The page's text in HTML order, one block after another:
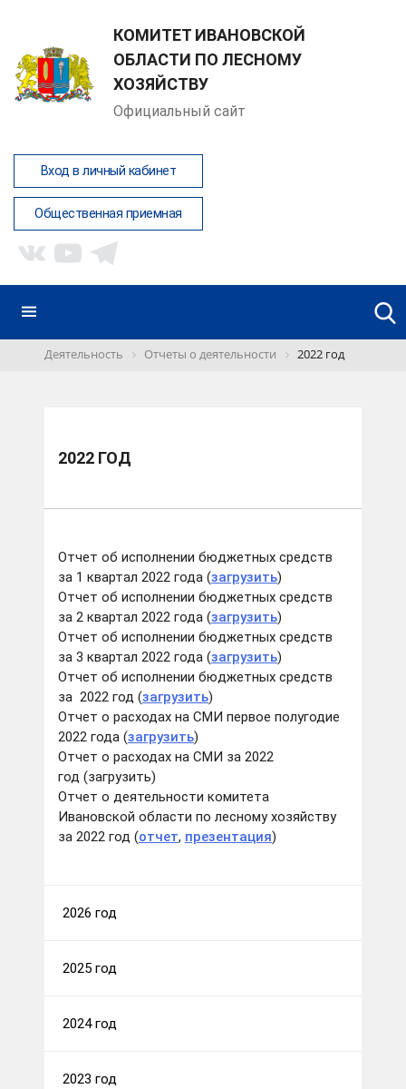
КОМИТЕТ ИВАНОВСКОЙ
ОБЛАСТИ ПО ЛЕСНОМУ
ХОЗЯЙСТВУ
Официальный сайт
Вход в личный кабинет
Общественная приемная
Деятельность Отчеты о деятельности 2022 год
2022 ГОД
Отчет об исполнении бюджетных средств
за 1 квартал 2022 года (загрузить)
Отчет об исполнении бюджетных средств
за 2 квартал 2022 года (загрузить)
Отчет об исполнении бюджетных средств
за 3 квартал 2022 года (загрузить)
Отчет об исполнении бюджетных средств
за 2022 год (загрузить)
Отчет о расходах на СМИ первое полугодие
2022 года (загрузить)
Отчет о расходах на СМИ за 2022
год (загрузить)
Отчет о деятельности комитета
Ивановской области по лесному хозяйству
за 2022 год (отчет, презентация)
2026 год
2025 год
2024 год
2023 год